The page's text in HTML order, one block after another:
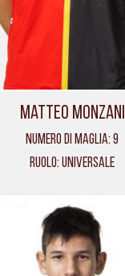
Matteo Monzani
Numero di maglia: 9
Ruolo: Universale